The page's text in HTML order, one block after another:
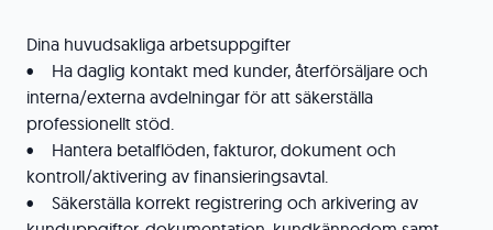
Dina huvudsakliga arbetsuppgifter
• Ha daglig kontakt med kunder, återförsäljare och
interna/externa avdelningar för att säkerställa
professionellt stöd.
• Hantera betalflöden, fakturor, dokument och
kontroll/aktivering av finansieringsavtal.
• Säkerställa korrekt registrering och arkivering av